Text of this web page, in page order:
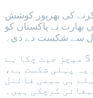
کرنے کی بھرپور کوشش
بھارت نے پاکستان کو
واضح رہے کہ بھارت ایونٹ میں مسلسل 5 میچز جیت چکا ہے
پہلی شکست ہے،
ہی سیمی فائنل
کرچکی ہیں۔